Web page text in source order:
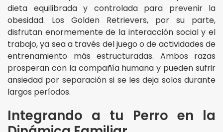
dieta equilibrada y controlada para prevenir la
obesidad. Los Golden Retrievers, por su parte,
disfrutan enormemente de la interacción social y el
trabajo, ya sea a través del juego o de actividades de
entrenamiento más estructuradas. Ambos razas
prosperan con la compañía humana y pueden sufrir
ansiedad por separación si se les deja solos durante
largos períodos.
Integrando a tu Perro en la